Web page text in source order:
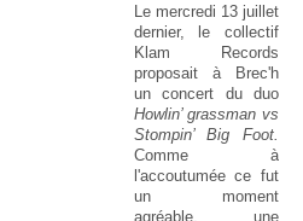
Le mercredi 13 juillet
dernier, le collectif
Klam Records
proposait à Brec'h
un concert du duo
Howlin’ grassman vs
Stompin’ Big Foot
Comme à
l'accoutumée ce fut
un moment
agréable, une